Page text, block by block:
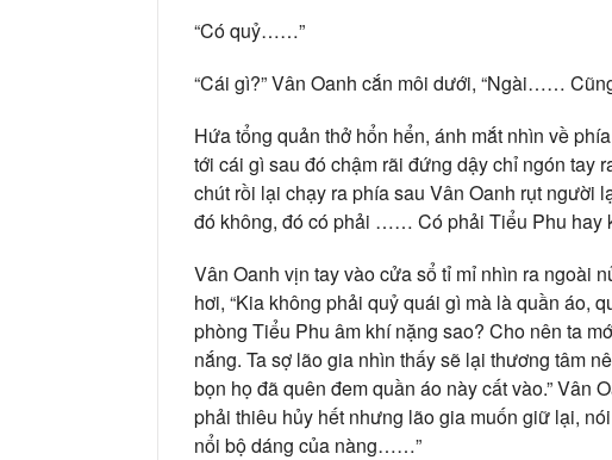
“Có quỷ……”
“Cái gì?” Vân Oanh cắn môi dưới, “Ngài……
Hứa tổng quản thở hổn hển, ánh mắt nhìn về
tới cái gì sau đó chậm rãi đứng dậy chỉ ngón tay
chút rồi lại chạy ra phía sau Vân Oanh rụt
đó không, đó có phải …… Có phải Tiểu Phu hay
Vân Oanh vịn tay vào cửa sổ tỉ mỉ nhìn ra ngoài
hơi, “Kia không phải quỷ quái gì mà là quần áo,
phòng Tiểu Phu âm khí nặng sao? Cho nên ta
nắng. Ta sợ lão gia nhìn thấy sẽ lại thương tâm
bọn họ đã quên đem quần áo này cất vào.” Vân
phải thiêu hủy hết nhưng lão gia muốn giữ lại,
nổi bộ dáng của nàng……”